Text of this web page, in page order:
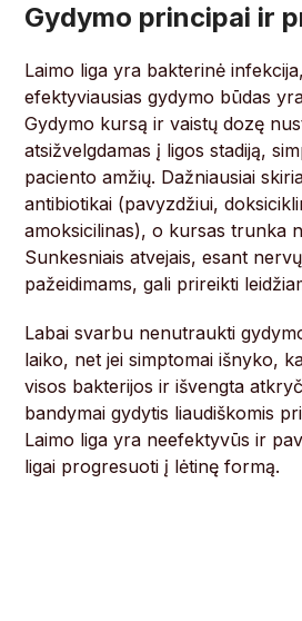
Gydymo principai ir
Laimo liga yra bakterinė
efektyviausias gydymo būdas
Gydymo kursą ir vaistų dozę
atsižvelgdamas į ligos stadiją,
paciento amžių. Dažniausiai
antibiotikai (pavyzdžiui,
amoksicilinas), o kursas trunka
Sunkesniais atvejais, esant
pažeidimams, gali prireikti
Labai svarbu nenutraukti
laiko, net jei simptomai išnyko,
visos bakterijos ir išvengta
bandymai gydytis liaudiškomis
Laimo liga yra neefektyvūs ir
ligai progresuoti į lėtinę formą.